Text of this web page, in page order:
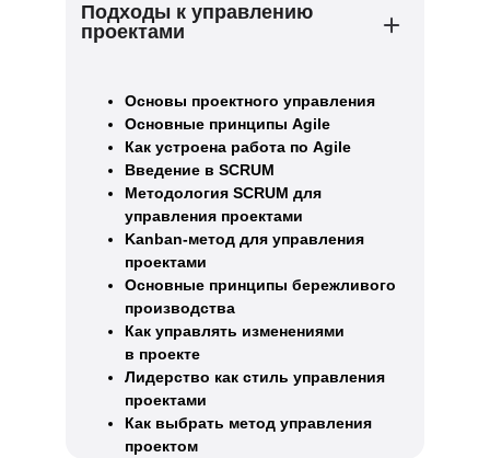
Подходы к управлению
проектами
Основы проектного управления
Основные принципы Agile
Как устроена работа по Agile
Введение в SCRUM
Методология SCRUM для
управления проектами
Kanban-метод для управления
проектами
Основные принципы бережливого
производства
Как управлять изменениями
в проекте
Лидерство как стиль управления
проектами
Как выбрать метод управления
проектом